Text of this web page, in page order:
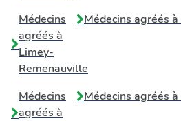
Médecins
agréés à
Limey-
Remenauville
Médecins agréés à
Médecins
agréés à
Médecins agréés à